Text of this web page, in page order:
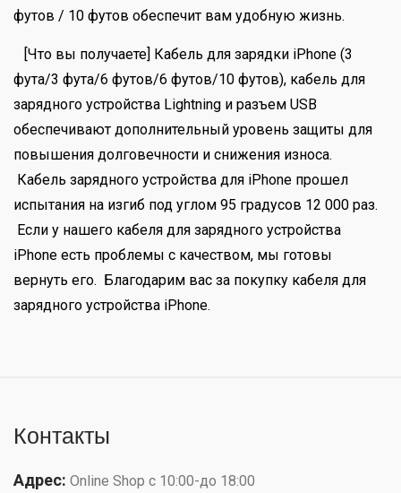
футов / 10 футов обеспечит вам удобную жизнь.
[Что вы получаете] Кабель для зарядки iPhone (3
фута/3 фута/6 футов/6 футов/10 футов), кабель для
зарядного устройства Lightning и разъем USB
обеспечивают дополнительный уровень защиты для
повышения долговечности и снижения износа.
Кабель зарядного устройства для iPhone прошел
испытания на изгиб под углом 95 градусов 12 000 раз.
Если у нашего кабеля для зарядного устройства
iPhone есть проблемы с качеством, мы готовы
вернуть его. Благодарим вас за покупку кабеля для
зарядного устройства iPhone.
Контакты
Адрес: Online Shop с 10:00-до 18:00